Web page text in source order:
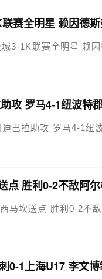
赛全明星 赖因德
3-1K联赛全明星 赖
攻 罗马4-1纽波特
巴拉助攻 罗马4-1纽
点 胜利0-2不敌阿
马坎送点 胜利0-2不
0-1上海U17 李文